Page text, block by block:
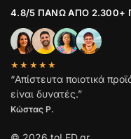
4.8/5 ΠΆΝΩ ΑΠΌ 2.300+
★★★★★
“Απίστευτα ποιοτικά
είναι δυνατές.”
Κώστας Ρ.